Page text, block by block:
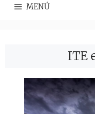
MENÚ
ITE